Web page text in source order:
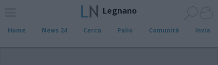
Legnano
Home News 24 Cerca Palio Comunità Invia